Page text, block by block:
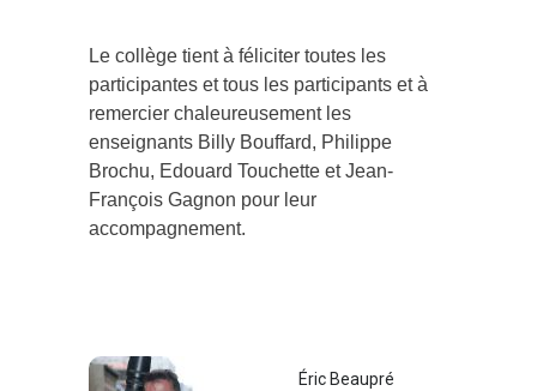
Le collège tient à féliciter toutes les
participantes et tous les participants et à
remercier chaleureusement les
enseignants Billy Bouffard, Philippe
Brochu, Edouard Touchette et Jean-
François Gagnon pour leur
accompagnement.
Éric Beaupré